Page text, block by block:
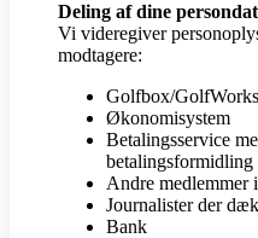
Deling af dine
Vi videregiver
modtagere:
Golfbox/GolfWorks
Økonomisystem
Betalingsservice
betalingsformidling
Andre medlemmer
Journalister der
Bank